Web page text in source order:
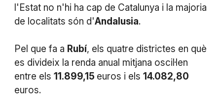
l'Estat no n'hi ha cap de Catalunya i la majoria
de localitats són d'Andalusia.
Pel que fa a Rubí, els quatre districtes en què
es divideix la renda anual mitjana oscil·len
entre els 11.899,15 euros i els 14.082,80
euros.